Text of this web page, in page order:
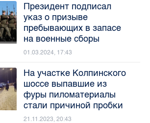
Президент подписал
указ о призыве
пребывающих в запасе
на военные сборы
01.03.2024, 17:43
На участке Колпинского
шоссе выпавшие из
фуры пиломатериалы
стали причиной пробки
21.11.2023, 20:43